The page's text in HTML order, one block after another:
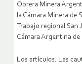
Obrera Minera
la Cámara Minera de
Trabajo regional San
Cámara Argentina
Los artículos. Las